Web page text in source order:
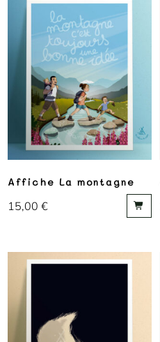
Affiche La montagne
15,00€